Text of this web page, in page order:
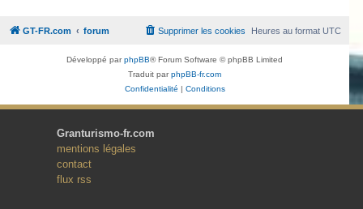
GT-FR.com forum Heures au formatUTC
Supprimer les cookies
Développé parphpBB® Forum Software © phpBB Limited
Traduit parphpBB-fr.com
Confidentialité
Conditions
Granturismo-fr.com
mentions légales
contact
flux rss